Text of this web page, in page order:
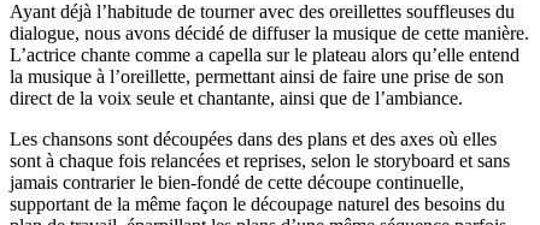
Ayant déjà l’habitude de tourner avec des oreillettes souffleuses du
dialogue, nous avons décidé de diffuser la musique de cette manière.
L’actrice chante comme a capella sur le plateau alors qu’elle entend
la musique à l’oreillette, permettant ainsi de faire une prise de son
direct de la voix seule et chantante, ainsi que de l’ambiance.
Les chansons sont découpées dans des plans et des axes où elles
sont à chaque fois relancées et reprises, selon le storyboard et sans
jamais contrarier le bien-fondé de cette découpe continuelle,
supportant de la même façon le découpage naturel des besoins du